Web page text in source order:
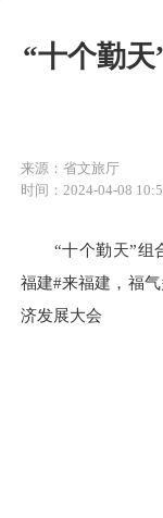
“十个勤
来源：省文旅厅
时间：2024-04-08
“十个勤天”组合
福建#来福建，福
济发展大会